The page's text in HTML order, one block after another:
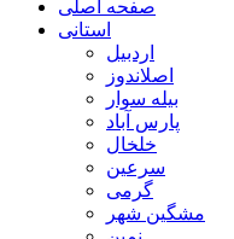
صفحه اصلی
استانی
اردبیل
اصلاندوز
بیله سوار
پارس آباد
خلخال
سرعین
گرمی
مشگین شهر